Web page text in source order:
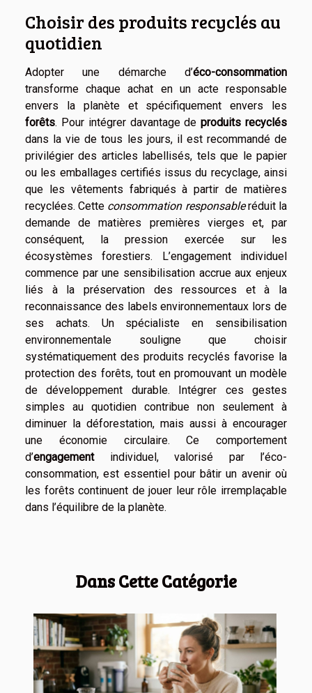
Choisir des produits recyclés au
quotidien
Adopter une démarche d’éco-consommation
transforme chaque achat en un acte responsable
envers la planète et spécifiquement envers les
forêts. Pour intégrer davantage deproduits recyclés
dans la vie de tous les jours, il est recommandé de
privilégier des articles labellisés, tels que le papier
ou les emballages certifiés issus du recyclage, ainsi
que les vêtements fabriqués à partir de matières
recyclées. Cette consommation responsableréduit la
demande de matières premières vierges et, par
conséquent, la pression exercée sur les
écosystèmes forestiers. L’engagement individuel
commence par une sensibilisation accrue aux enjeux
liés à la préservation des ressources et à la
reconnaissance des labels environnementaux lors de
ses achats. Un spécialiste en sensibilisation
environnementale souligne que choisir
systématiquement des produits recyclés favorise la
protection des forêts, tout en promouvant un modèle
de développement durable. Intégrer ces gestes
simples au quotidien contribue non seulement à
diminuer la déforestation, mais aussi à encourager
une économie circulaire. Ce comportement
d’engagementindividuel, valorisé par l’éco-
consommation, est essentiel pour bâtir un avenir où
les forêts continuent de jouer leur rôle irremplaçable
dans l’équilibre de la planète.
Dans Cette Catégorie